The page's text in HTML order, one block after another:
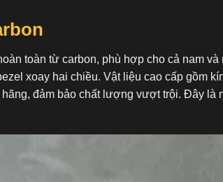
toàn từ carbon, phù hợp cho cả nam
xoay hai chiều. Vật liệu cao cấp gồm
đảm bảo chất lượng vượt trội. Đây là